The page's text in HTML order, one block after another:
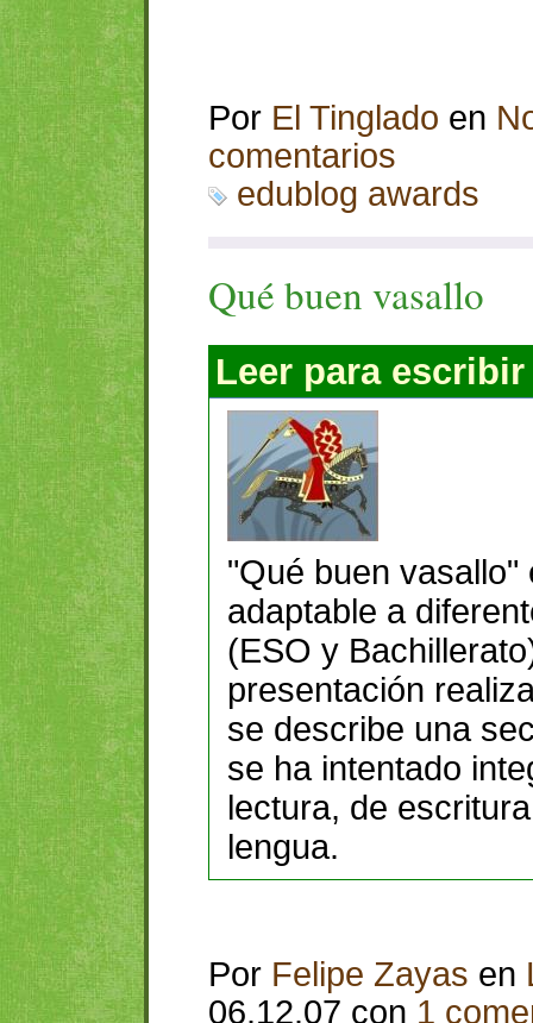
Por El Tinglado en
comentarios
edublog awards
Qué buen vasallo
Leer para escribir
"Qué buen
adaptable a
(ESO y
presentación
se describe una
se ha intentado
lectura, de
lengua.
Por Felipe Zayas en
06.12.07 con 1